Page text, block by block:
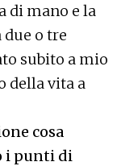
di mano e la
due o tre
subito a mio
della vita a
cosa
i punti di